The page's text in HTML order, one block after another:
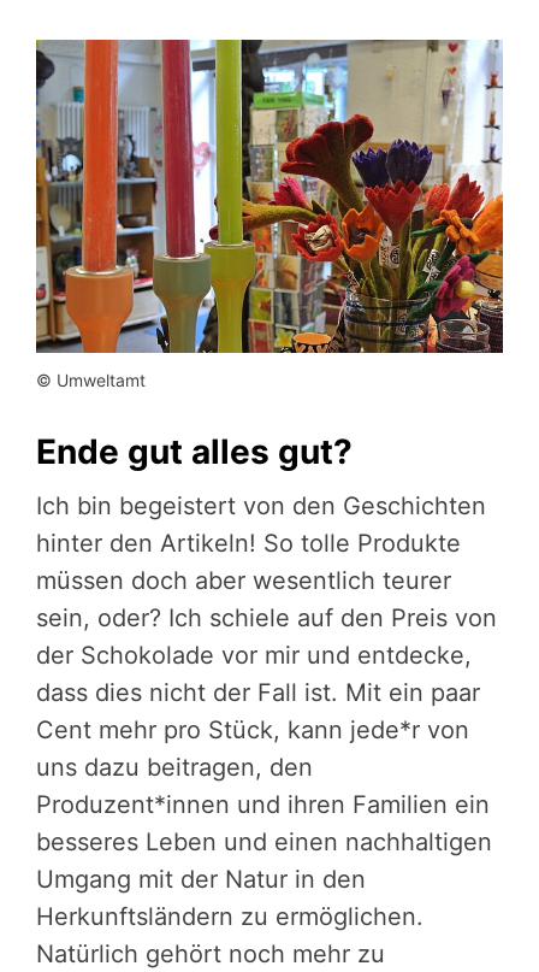
© Umweltamt
Ende gut alles gut?
Ich bin begeistert von den Geschichten
hinter den Artikeln! So tolle Produkte
müssen doch aber wesentlich teurer
sein, oder? Ich schiele auf den Preis von
der Schokolade vor mir und entdecke,
dass dies nicht der Fall ist. Mit ein paar
Cent mehr pro Stück, kann jede*r von
uns dazu beitragen, den
Produzent*innen und ihren Familien ein
besseres Leben und einen nachhaltigen
Umgang mit der Natur in den
Herkunftsländern zu ermöglichen.
Natürlich gehört noch mehr zu